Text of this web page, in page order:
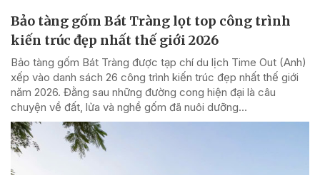
Bảo tàng gốm Bát Tràng lọt top công trình
kiến trúc đẹp nhất thế giới 2026
Bảo tàng gốm Bát Tràng được tạp chí du lịch Time Out (Anh)
xếp vào danh sách 26 công trình kiến trúc đẹp nhất thế giới
năm 2026. Đằng sau những đường cong hiện đại là câu
chuyện về đất, lửa và nghề gốm đã nuôi dưỡng...